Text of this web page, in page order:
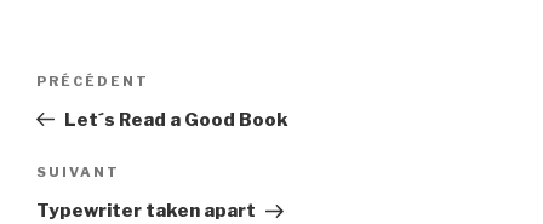
Navigation
l’article
Article
précédent
PRÉCÉDENT
Let´s Read a Good Book
Article
suivant
SUIVANT
Typewriter taken apart